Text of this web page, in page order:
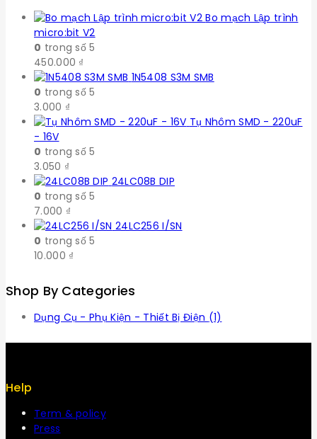
Bo mạch Lập trình
micro:bit V2
0 trong số 5
450.000 ₫
1N5408 S3M SMB
0 trong số 5
3.000 ₫
Tụ Nhôm SMD - 220uF
- 16V
0 trong số 5
3.050 ₫
24LC08B DIP
0 trong số 5
7.000 ₫
24LC256 I/SN
0 trong số 5
10.000 ₫
Shop By Categories
Dụng Cụ - Phụ Kiện - Thiết Bị Điện (1)
Help
Term & policy
Press